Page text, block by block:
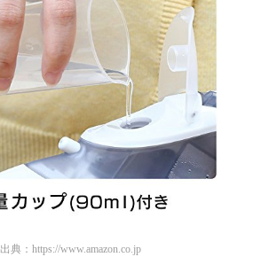
出典： https://www.amazon.co.jp